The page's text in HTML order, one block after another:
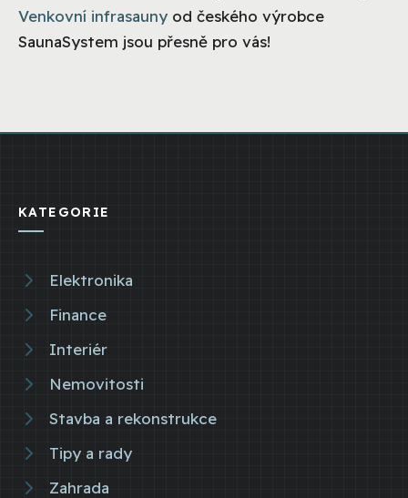
Venkovní infrasauny od českého výrobce
SaunaSystem jsou přesně pro vás!
KATEGORIE
Elektronika
Finance
Interiér
Nemovitosti
Stavba a rekonstrukce
Tipy a rady
Zahrada